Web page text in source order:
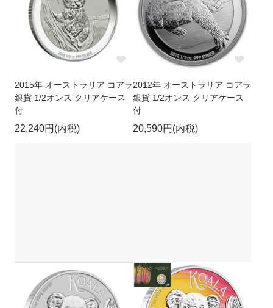
2015年 オーストラリア コアラ
銀貨 1/2オンス クリアケース
付
22,240円(内税)
2012年 オーストラリア コアラ
銀貨 1/2オンス クリアケース
付
20,590円(内税)